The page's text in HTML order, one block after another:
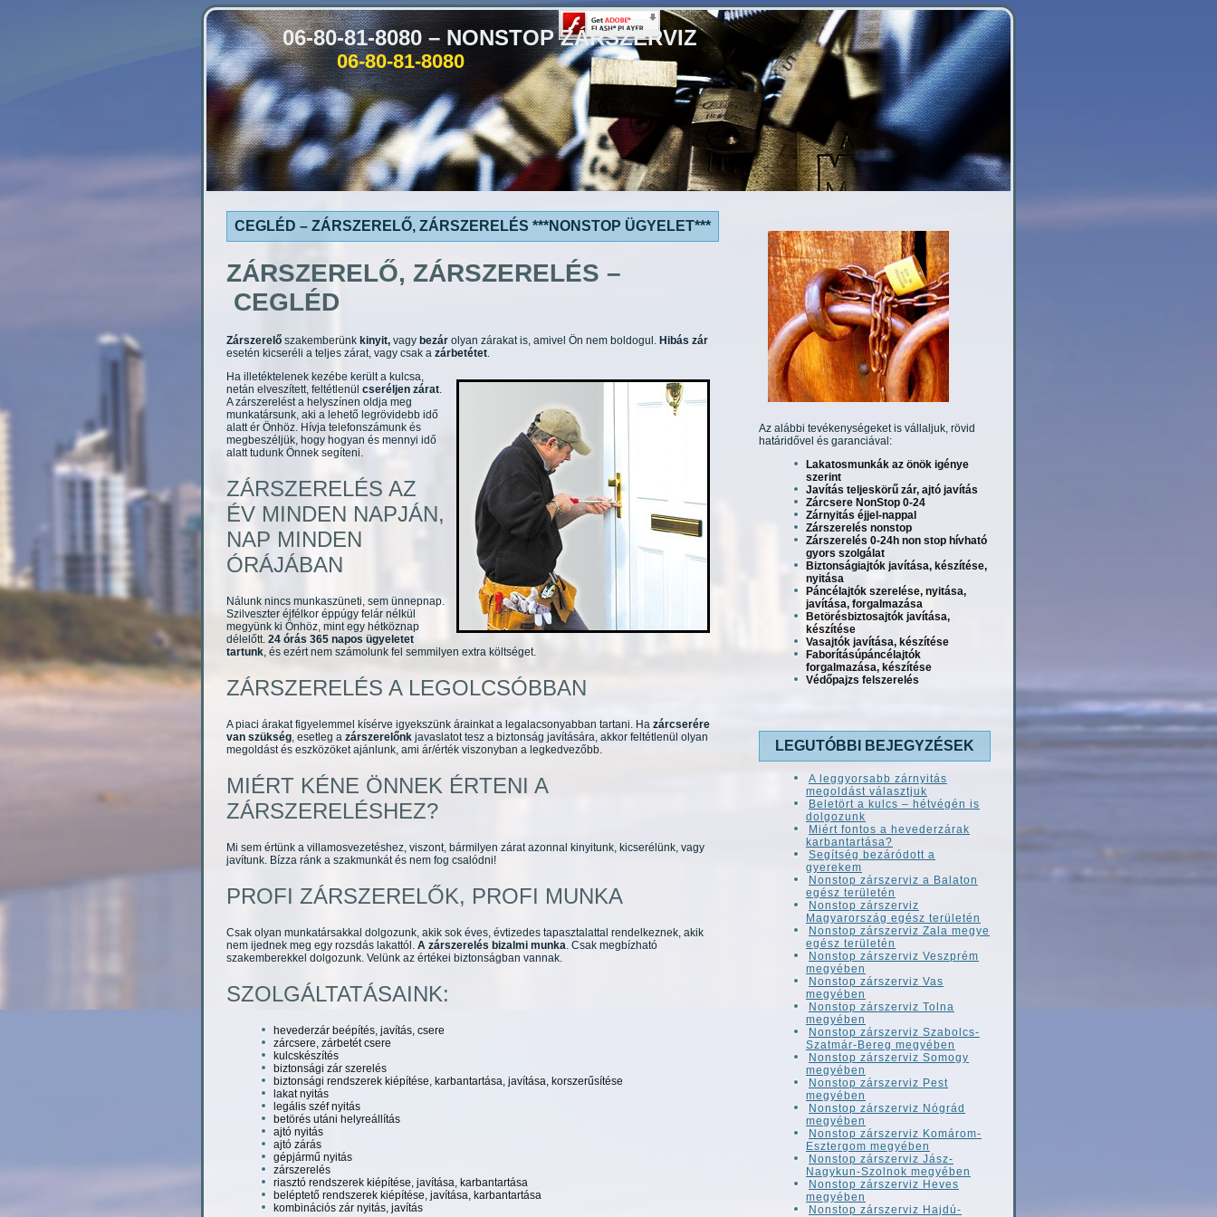
06-80-81-8080 – NONSTOP ZÁRSZERVIZ
06-80-81-8080
CEGLÉD – ZÁRSZERELŐ, ZÁRSZERELÉS ***NONSTOP ÜGYELET***
ZÁRSZERELŐ, ZÁRSZERELÉS –
CEGLÉD
Zárszerelő szakemberünk kinyit, vagy bezár olyan zárakat is, amivel Ön nem boldogul. Hibás zár
esetén kicseréli a teljes zárat, vagy csak a zárbetétet.
Ha illetéktelenek kezébe került a kulcsa,
netán elveszített, feltétlenül cseréljen zárat.
A zárszerelést a helyszínen oldja meg
munkatársunk, aki a lehető legrövidebb idő
alatt ér Önhöz. Hívja telefonszámunk és
megbeszéljük, hogy hogyan és mennyi idő
alatt tudunk Önnek segíteni.
ZÁRSZERELÉS AZ
ÉV MINDEN NAPJÁN,
NAP MINDEN
ÓRÁJÁBAN
Nálunk nincs munkaszüneti, sem ünnepnap.
Szilveszter éjfélkor éppúgy felár nélkül
megyünk ki Önhöz, mint egy hétköznap
délelőtt. 24 órás 365 napos ügyeletet
tartunk, és ezért nem számolunk fel semmilyen extra költséget.
ZÁRSZERELÉS A LEGOLCSÓBBAN
A piaci árakat figyelemmel kísérve igyekszünk árainkat a legalacsonyabban tartani. Ha zárcserére
van szükség, esetleg a zárszerelőnk javaslatot tesz a biztonság javítására, akkor feltétlenül olyan
megoldást és eszközöket ajánlunk, ami ár/érték viszonyban a legkedvezőbb.
MIÉRT KÉNE ÖNNEK ÉRTENI A
ZÁRSZERELÉSHEZ?
Mi sem értünk a villamosvezetéshez, viszont, bármilyen zárat azonnal kinyitunk, kicserélünk, vagy
javítunk. Bízza ránk a szakmunkát és nem fog csalódni!
PROFI ZÁRSZERELŐK, PROFI MUNKA
Csak olyan munkatársakkal dolgozunk, akik sok éves, évtizedes tapasztalattal rendelkeznek, akik
nem ijednek meg egy rozsdás lakattól. A zárszerelés bizalmi munka. Csak megbízható
szakemberekkel dolgozunk. Velünk az értékei biztonságban vannak.
SZOLGÁLTATÁSAINK:
hevederzár beépítés, javítás, csere
zárcsere, zárbetét csere
kulcskészítés
biztonsági zár szerelés
biztonsági rendszerek kiépítése, karbantartása, javítása, korszerűsítése
lakat nyitás
legális széf nyitás
betörés utáni helyreállítás
ajtó nyitás
ajtó zárás
gépjármű nyitás
zárszerelés
riasztó rendszerek kiépítése, javítása, karbantartása
beléptető rendszerek kiépítése, javítása, karbantartása
kombinációs zár nyitás, javítás
Az alábbi tevékenységeket is vállaljuk, rövid
határidővel és garanciával:
Lakatosmunkák az önök igénye
szerint
Javítás teljeskörű zár, ajtó javítás
Zárcsere NonStop 0-24
Zárnyitás éjjel-nappal
Zárszerelés nonstop
Zárszerelés 0-24h non stop hívható
gyors szolgálat
Biztonságiajtók javítása, készítése,
nyitása
Páncélajtók szerelése, nyitása,
javítása, forgalmazása
Betörésbiztosajtók javítása,
készítése
Vasajtók javítása, készítése
Faborításúpáncélajtók
forgalmazása, készítése
Védőpajzs felszerelés
LEGUTÓBBI BEJEGYZÉSEK
A leggyorsabb zárnyitás
megoldást választjuk
Beletört a kulcs – hétvégén is
dolgozunk
Miért fontos a hevederzárak
karbantartása?
Segítség bezáródott a
gyerekem
Nonstop zárszerviz a Balaton
egész területén
Nonstop zárszerviz
Magyarország egész területén
Nonstop zárszerviz Zala megye
egész területén
Nonstop zárszerviz Veszprém
megyében
Nonstop zárszerviz Vas
megyében
Nonstop zárszerviz Tolna
megyében
Nonstop zárszerviz Szabolcs-
Szatmár-Bereg megyében
Nonstop zárszerviz Somogy
megyében
Nonstop zárszerviz Pest
megyében
Nonstop zárszerviz Nógrád
megyében
Nonstop zárszerviz Komárom-
Esztergom megyében
Nonstop zárszerviz Jász-
Nagykun-Szolnok megyében
Nonstop zárszerviz Heves
megyében
Nonstop zárszerviz Hajdú-